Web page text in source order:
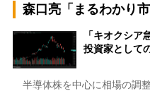
森口亮「まるわかり市
「キオクシ
投資家として
半導体株を中心に相場の調